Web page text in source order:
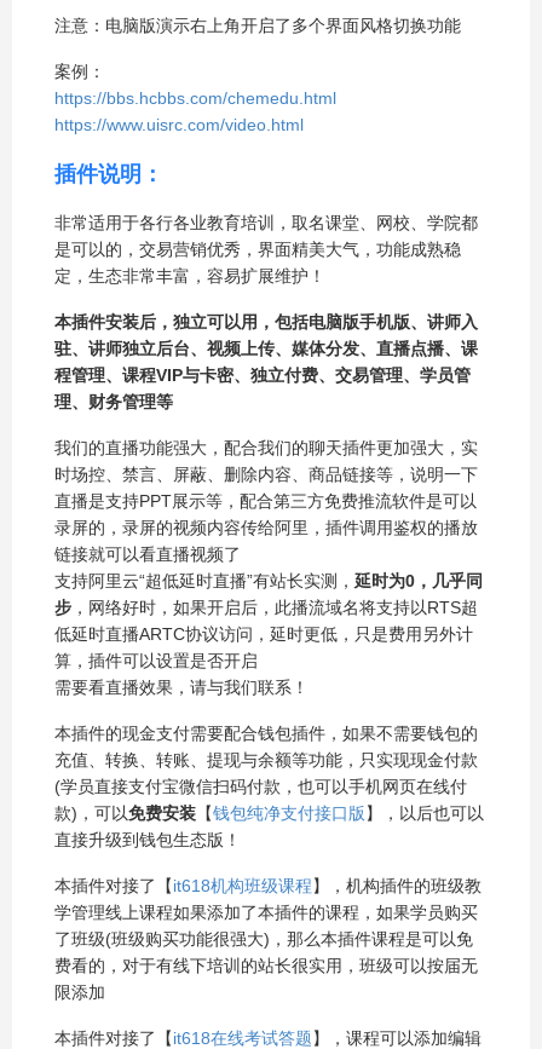
注意：电脑版演示右上角开启了多个界面风格切换功能
案例：
https://bbs.hcbbs.com/chemedu.html
https://www.uisrc.com/video.html
插件说明：
非常适用于各行各业教育培训，取名课堂、网校、学院都
是可以的，交易营销优秀，界面精美大气，功能成熟稳
定，生态非常丰富，容易扩展维护！
本插件安装后，独立可以用，包括电脑版手机版、讲师入
驻、讲师独立后台、视频上传、媒体分发、直播点播、课
程管理、课程VIP与卡密、独立付费、交易管理、学员管
理、财务管理等
我们的直播功能强大，配合我们的聊天插件更加强大，实
时场控、禁言、屏蔽、删除内容、商品链接等，说明一下
直播是支持PPT展示等，配合第三方免费推流软件是可以
录屏的，录屏的视频内容传给阿里，插件调用鉴权的播放
链接就可以看直播视频了
支持阿里云“超低延时直播”有站长实测， 延时为0，几乎同
步 ，网络好时，如果开启后，此播流域名将支持以RTS超
低延时直播ARTC协议访问，延时更低，只是费用另外计
算，插件可以设置是否开启
需要看直播效果，请与我们联系！
本插件的现金支付需要配合钱包插件，如果不需要钱包的
充值、转换、转账、提现与余额等功能，只实现现金付款
(学员直接支付宝微信扫码付款，也可以手机网页在线付
款)，可以免费安装 【钱包纯净支付接口版】，以后也可以
直接升级到钱包生态版！
本插件对接了【it618机构班级课程】，机构插件的班级教
学管理线上课程如果添加了本插件的课程，如果学员购买
了班级(班级购买功能很强大)，那么本插件课程是可以免
费看的，对于有线下培训的站长很实用，班级可以按届无
限添加
本插件对接了【it618在线考试答题】，课程可以添加编辑